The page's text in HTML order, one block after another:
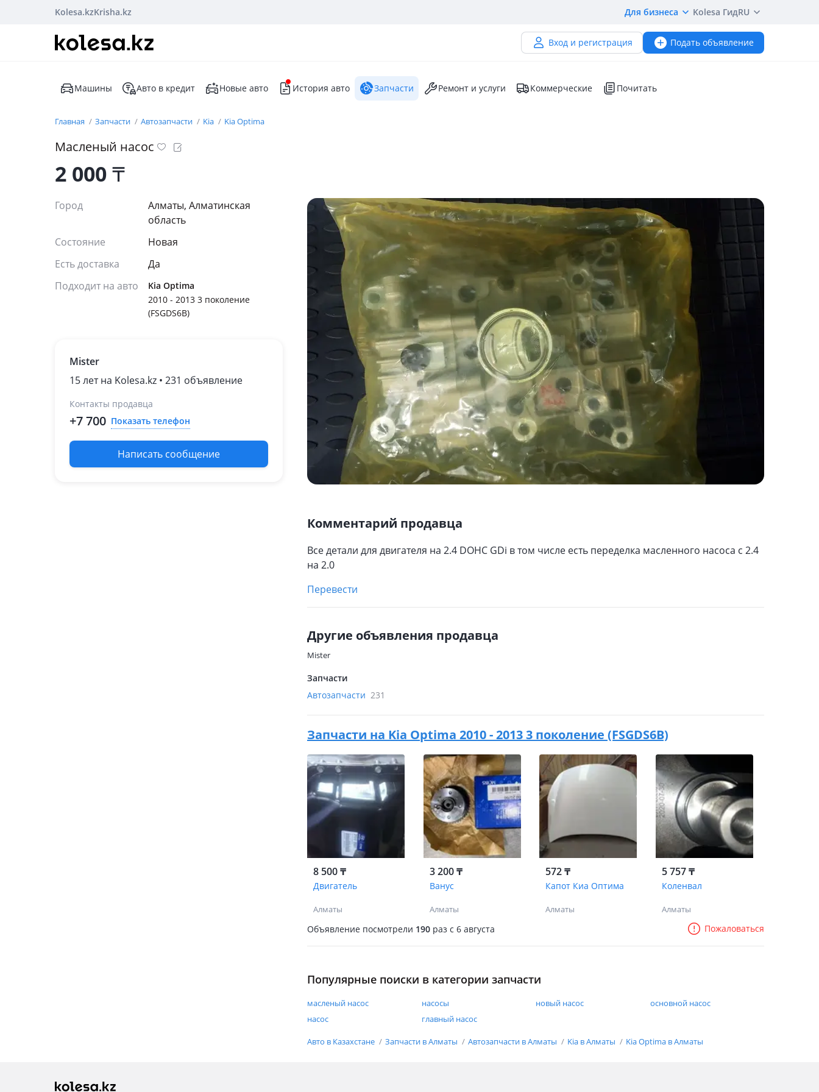
Kolesa.kzKrisha.kz Для бизнеса Kolesa ГидRU
Вход и регистрация Подать объявление
Машины Авто в кредит Новые авто История авто Запчасти Ремонт и услуги Коммерческие Почитать
Главная Запчасти Автозапчасти Kia Kia Optima
Масленый насос
2 000₸
Город
Алматы, Алматинская
область
Состояние
Новая
Есть доставка
Да
Подходит на авто
Kia Optima
2010 - 2013 3 поколение
(FSGDS6B)
Mister
15 лет на Kolesa.kz • 231 объявление
Контакты продавца
+7 700 Показать телефон
Написать сообщение
Комментарий продавца
Все детали для двигателя на 2.4 DOHC GDi в том числе есть переделка масленного насоса с 2.4
на 2.0
Перевести
Другие объявления продавца
Mister
Запчасти
Автозапчасти 231
Запчасти на Kia Optima 2010 - 2013 3 поколение (FSGDS6B)
8 500 ₸
Двигатель
Алматы
3 200 ₸
Ванус
Алматы
572 ₸
Капот Киа Оптима
Алматы
5 757 ₸
Коленвал
Алматы
Объявление посмотрели 190 раз c 6 августа Пожаловаться
Популярные поиски в категории запчасти
масленый насос насосы новый насос
основной насос
насос
главный насос
Авто в Казахстане Запчасти в Алматы Автозапчасти в Алматы Kia в Алматы Kia Optima в Алматы